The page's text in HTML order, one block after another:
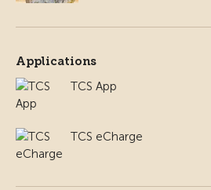
Applications
TCS App
TCS eCharge